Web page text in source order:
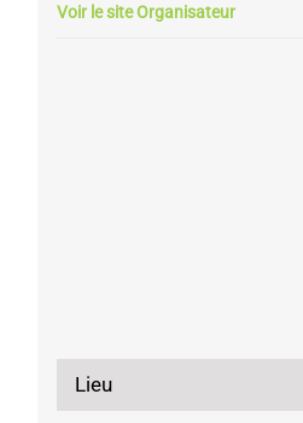
Voir le site Organisateur
Lieu